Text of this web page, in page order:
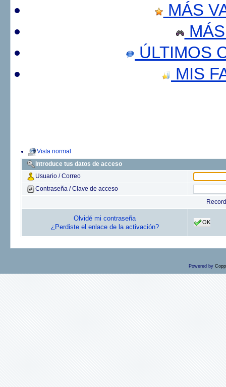
MÁS
ÚLTIMOS
MIS
Vista normal
Introduce tus datos de acceso
Usuario / Correo
Contraseña / Clave de acceso
Olvidé mi contraseña
¿Perdiste el enlace de la activación?
OK
Powered by